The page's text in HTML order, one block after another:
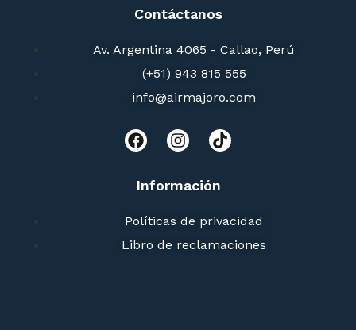
Contáctanos
Av. Argentina 4065 - Callao, Perú
(+51) 943 815 555
info@airmajoro.com
Información
Políticas de privacidad
Libro de reclamaciones